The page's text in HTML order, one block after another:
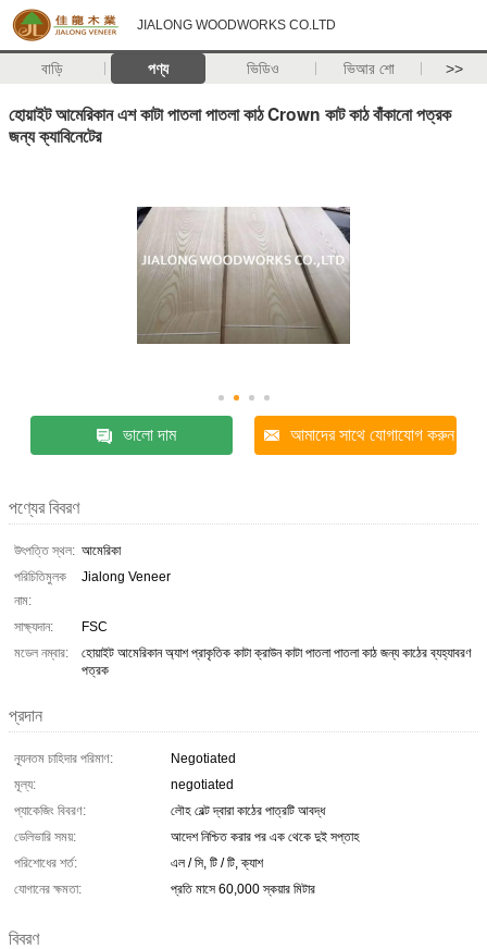
JIALONG WOODWORKS CO.LTD
বাড়ি পণ্য ভিডিও ভিআর শো >>
হোয়াইট আমেরিকান এশ কাটা পাতলা পাতলা কাঠ Crown কাট কাঠ বাঁকানো পত্রক
জন্য ক্যাবিনেটের
ভালো দাম আমাদের সাথে যোগাযোগ করুন
পণ্যের বিবরণ
উৎপত্তি স্থল: আমেরিকা
পরিচিতিমুলক
নাম:
Jialong Veneer
সাক্ষ্যদান:
FSC
মডেল নম্বার:
হোয়াইট আমেরিকান অ্যাশ প্রাকৃতিক কাটা ক্রাউন কাটা পাতলা পাতলা কাঠ জন্য কাঠের ব্যহ্যাবরণ
পত্রক
প্রদান
ন্যূনতম চাহিদার পরিমাণ:
Negotiated
মূল্য:
negotiated
প্যাকেজিং বিবরণ:
লৌহ বেল্ট দ্বারা কাঠের পাত্রটি আবদ্ধ
ডেলিভারি সময়:
আদেশ নিশ্চিত করার পর এক থেকে দুই সপ্তাহ
পরিশোধের শর্ত:
এল / সি, টি / টি, ক্যাশ
যোগানের ক্ষমতা:
প্রতি মাসে 60,000 স্কয়ার মিটার
বিবরণ